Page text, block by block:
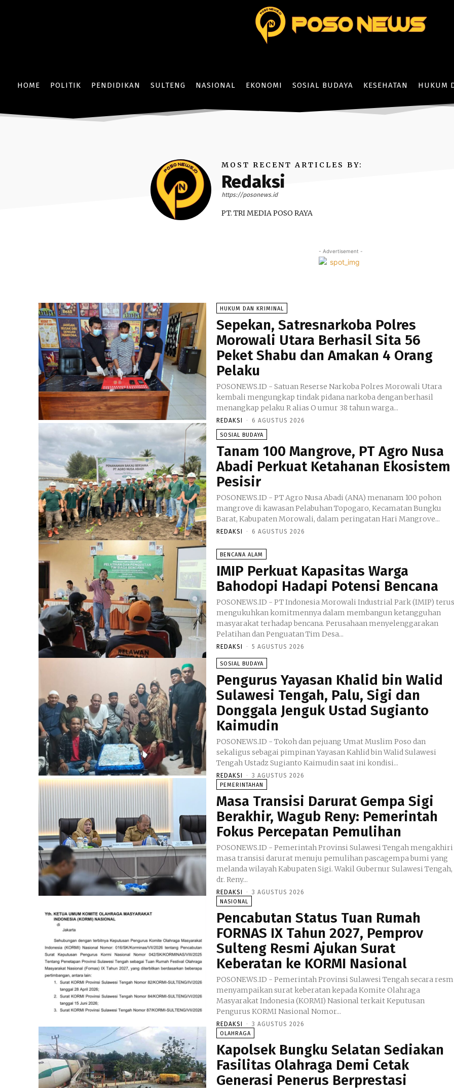
HOME POLITIK PENDIDIKAN SULTENG NASIONAL EKONOMI SOSIAL BUDAYA KESEHATAN HUKUM
MOST RECENT ARTICLES BY:
Redaksi
https://posonews.id
PT. TRI MEDIA POSO RAYA
- Advertisement -
HUKUM DAN KRIMINAL
Sepekan, Satresnarkoba Polres
Morowali Utara Berhasil Sita 56
Peket Shabu dan Amakan 4 Orang
Pelaku
POSONEWS.ID - Satuan Reserse Narkoba Polres Morowali Utara
kembali mengungkap tindak pidana narkoba dengan berhasil
menangkap pelaku R alias O umur 38 tahun warga...
REDAKSI - 6 AGUSTUS 2026
SOSIAL BUDAYA
Tanam 100 Mangrove, PT Agro Nusa
Abadi Perkuat Ketahanan Ekosistem
Pesisir
POSONEWS.ID - PT Agro Nusa Abadi (ANA) menanam 100 pohon
mangrove di kawasan Pelabuhan Topogaro, Kecamatan Bungku
Barat, Kabupaten Morowali, dalam peringatan Hari Mangrove...
REDAKSI - 6 AGUSTUS 2026
BENCANA ALAM
IMIP Perkuat Kapasitas Warga
Bahodopi Hadapi Potensi Bencana
POSONEWS.ID - PT Indonesia Morowali Industrial Park (IMIP)
mengukuhkan komitmennya dalam membangun ketangguhan
masyarakat terhadap bencana. Perusahaan menyelenggarakan
Pelatihan dan Penguatan Tim Desa...
REDAKSI - 5 AGUSTUS 2026
SOSIAL BUDAYA
Pengurus Yayasan Khalid bin Walid
Sulawesi Tengah, Palu, Sigi dan
Donggala Jenguk Ustad Sugianto
Kaimudin
POSONEWS.ID - Tokoh dan pejuang Umat Muslim Poso dan
sekaligus sebagai pimpinan Yayasan Kahlid bin Walid Sulawesi
Tengah Ustadz Sugianto Kaimudin saat ini kondisi...
REDAKSI - 3 AGUSTUS 2026
PEMERINTAHAN
Masa Transisi Darurat Gempa Sigi
Berakhir, Wagub Reny: Pemerintah
Fokus Percepatan Pemulihan
POSONEWS.ID - Pemerintah Provinsi Sulawesi Tengah mengakhiri
masa transisi darurat menuju pemulihan pascagempa bumi yang
melanda wilayah Kabupaten Sigi. Wakil Gubernur Sulawesi Tengah,
dr. Reny...
REDAKSI - 3 AGUSTUS 2026
NASIONAL
Pencabutan Status Tuan Rumah
FORNAS IX Tahun 2027, Pemprov
Sulteng Resmi Ajukan Surat
Keberatan ke KORMI Nasional
POSONEWS.ID - Pemerintah Provinsi Sulawesi Tengah secara
menyampaikan surat keberatan kepada Komite Olahraga
Masyarakat Indonesia (KORMI) Nasional terkait Keputusan
Pengurus KORMI Nasional Nomor...
REDAKSI - 3 AGUSTUS 2026
OLAHRAGA
Kapolsek Bungku Selatan Sediakan
Fasilitas Olahraga Demi Cetak
Generasi Penerus Berprestasi